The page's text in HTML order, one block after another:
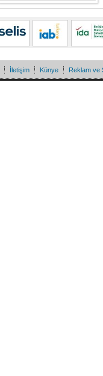
İletişim Künye Reklam ve